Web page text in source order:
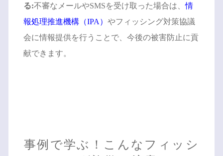
る:不審なメールやSMSを受け取った場合は、情
報処理推進機構（IPA） やフィッシング対策協議
会に情報提供を行うことで、今後の被害防止に貢
献できます。
事例で学ぶ！こんなフィッシ